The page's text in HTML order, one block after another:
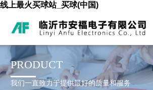
线上最火买球站_买球(中国)
PRODUCT
我们一直致力于提供最好的质量和服务